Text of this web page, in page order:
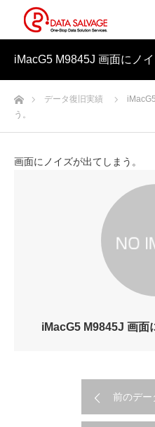
iMacG5 M9845J 画面にノ
ホームデータ復旧実績
う。
画面にノイズが出てしまう。
iMacG5 M9845J 画面
前のデー